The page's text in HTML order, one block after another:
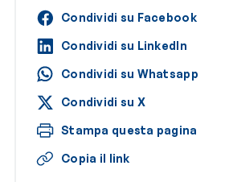
Condividi su Facebook
Condividi su LinkedIn
Condividi su Whatsapp
Condividi su X
Stampa questa pagina
Copia il link